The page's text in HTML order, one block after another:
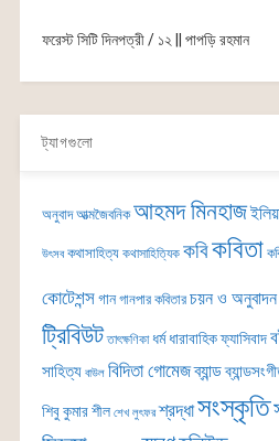
ফরেস্ট সিটি দিনপত্রী / ১২ || পাপড়ি রহমান
ট্যাগগুলো
অনুবাদ আত্মজৈবনিক আহমদ মিনহাজ
উৎসব কথাসাহিত্য কথাসাহিত্যিক কবিকবিতা
কোটেশন্সগান গানপার কবিতার চয়ন ও অনুবাদন
ট্রিবিউট তাৎক্ষণিকা ধর্ম ধারাবাহিকফ্যাসিবাদ
সাহিত্য বাউল বিদিতা গোমেজব্যান্ড
শিবু কুমার শীল শেখ লুৎফর শ্রদ্ধাসংস্কৃতি